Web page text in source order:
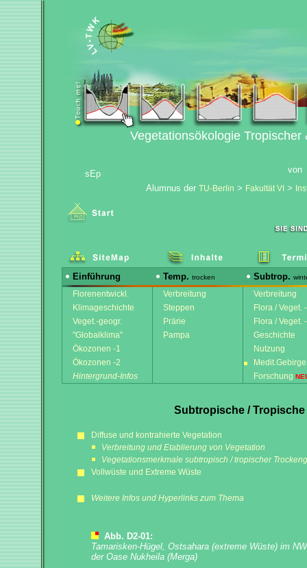
Vegetationsökologie
sEp von
Alumnus der TU-Berlin > Fakultät VI>
Einführung Temp. trocken Subtrop.
Florenentwickl. Verbreitung
Verbreitung
Klimageschichte
Steppen
Flora / Veget.
Veget.-geogr.
Prärie
Flora / Veget.
"Globalklima"
Pampa
Geschichte
Ökozonen -1
Nutzung
Ökozonen -2
Medit.Gebirge
Hintergrund-Infos
Forschung
Subtropische /
Diffuse und kontrahierte Vegetation
Verbreitung und Etablierung von Vegetation
Vegetationsmerkmale subtropisch / tropischer
Vollwüste und Extreme Wüste
Weitere Infos und Hyperlinks zum Thema
Abb. D2-01:
Tamarisken-Hügel, Ostsahara (extreme Wüste) im
der Oase Nukheila (Merga)